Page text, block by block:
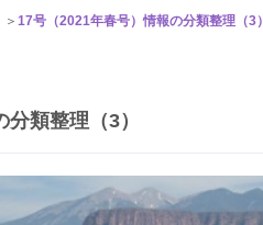
17号（2021年春号）情報の分類整理（3）
類整理（3）